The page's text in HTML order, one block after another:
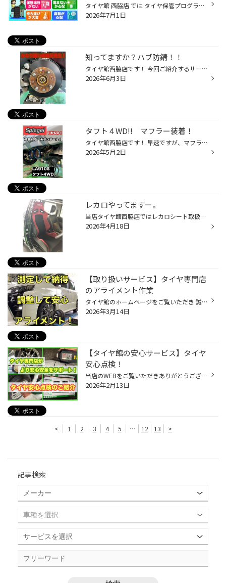
タイヤ館 西脇店 では タイヤ保管プログラム『タイヤクローク』を実施しています。 『タイヤクローク』とは タイヤのプロであるタイヤ館が専用倉庫でお客様の大切なタイヤを 次の履き替え時期まで責任をもってお預かりする、 とても便利なタイヤお預かりサービスです。 ・保管するスペースが狭くて...
2026年7月1日
知ってますか？ハブ防錆！！
タイヤ館西脇店です！ 今回ご紹介するサービスはタイヤ交換時にオススメなハブ防錆です！ ホイールの取付面のハブ。ここが錆びます。 なぜ錆びるのか、、融雪剤や雨水などが原因です。 そんな時にハブ防錆！ 定期的なメンテナンスで錆を予防・抑制してくれます！ 錆を落とし、防錆剤（錆止め）を塗...
2026年6月3日
タフト４WD!! マフラー装着！
タイヤ館西脇店です！ 早速ですが、マフラー交換やってますよ!! 交換事例をご紹介!! 車 種：ダイハツ・タフト マフラー：Spiegel・LS-304（チタンテール） 詳しくはこちら⇒マフラー詳細 【タイヤ購入・メンテナンス相談】 ★ネットから簡単予約＆相談はここをタップ★ スタッフ一同お客様のご来店心...
2026年5月2日
レカロやってますー。
当店タイヤ館西脇店ではレカロシート取扱店です。 レカロホームページ SR-7レッド＆ブラックを選んで頂きました。 現在はSR-Sが現行商品で御座います。 純正 ホールド性はもちろんドレスアップに もってこいです。日々の運転が楽しくなりそうです。 この度はタイヤ館西脇店ご利用頂き有難う御座いま...
2026年4月18日
【取り扱いサービス】タイヤ専門店
のアライメント作業
タイヤ館のホームページをご覧いただき 誠にありがとうございます！ タイヤ館では 4輪トータルアライメントのご依頼を承っております！ お車それぞれ各カーメーカー指定の基準値データをもとに しっかり調整いたします！ タイヤ館 アライメント調整について タイヤの性能の発揮・タイヤの寿命・燃費...
2026年3月14日
【タイヤ館の安心サービス】タイヤ
安心点検！
当店のWEBをご覧いただきありがとうございます！ 本日は、タイヤ専門店であるタイヤ館がお届けする ＼どなた様も無料／「タイヤ安心点検」をご紹介いたします！ 〜タイヤ点検の流れ〜 ①受付にお車のカギとお持ちであればメンテナンスパスポートをお渡しください。 その後は当店スタッフが作業に取り...
2026年2月13日
< 1 2 3 4 5 … 12 13 >
記事検索